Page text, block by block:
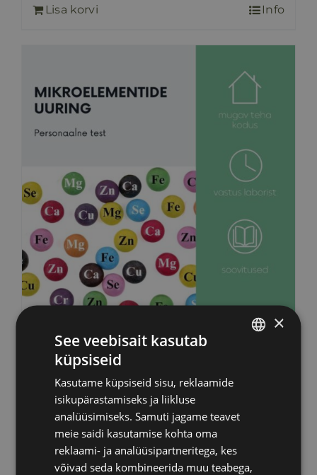
Lisa korvi Info
Mikroelementide uuring
160,00€
Lisa korvi
×
See veebisait kasutab
küpsiseid
Kasutame küpsiseid sisu, reklaamide
isikupärastamiseks ja liikluse
analüüsimiseks. Samuti jagame teavet
meie saidi kasutamise kohta oma
reklaami- ja analüüsipartneritega, kes
võivad seda kombineerida muu teabega,